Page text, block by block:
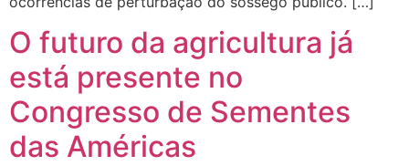
O futuro da agricultura já
está presente no
Congresso de Sementes
das Américas